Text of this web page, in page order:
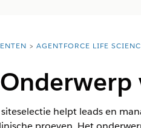
AGENTFORCE LIFE
helpt leads en